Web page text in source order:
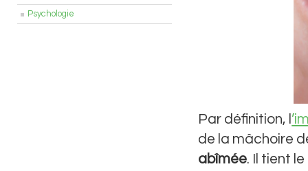
Psychologie
Par définition, l
de la mâchoire
abîmée. Il tient